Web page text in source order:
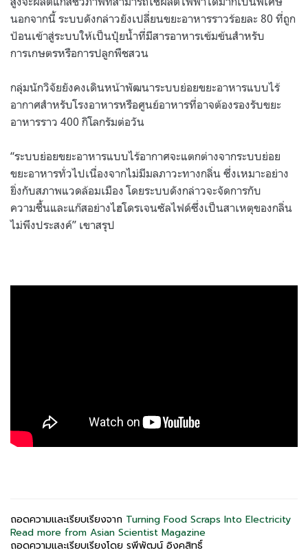
นอกจากนี้ ระบบดังกล่าวยังเปลี่ยนขยะอาหารราวร้อยละ 80 ที่ถูก
ป้อนเข้าสู่ระบบให้เป็นปุ๋ยน้ำที่มีสารอาหารเข้มข้นสำหรับ
การเกษตรหรือการปลูกพืชสวน
กลุ่มนักวิจัยยังคงเดินหน้าพัฒนาระบบย่อยขยะอาหารแบบไร้
อากาศสำหรับโรงอาหารหรือศูนย์อาหารที่อาจต้องรองรับขยะ
อาหารราว 400 กิโลกรัมต่อวัน
“ระบบย่อยขยะอาหารแบบไร้อากาศจะแตกต่างจากระบบย่อย
ขยะอาหารทั่วไปเนื่องจากไม่มีมลภาวะทางกลิ่น ซึ่งเหมาะอย่าง
ยิ่งกับสภาพแวดล้อมเมือง โดยระบบดังกล่าวจะจัดการกับ
ความชื้นและแก๊สอย่างไฮโดรเจนซัลไฟด์ซึ่งเป็นสาเหตุของกลิ่น
ไม่พึงประสงค์” เขาสรุป
ถอดความและเรียบเรียงจาก Turning Food Scraps Into Electricity
Read more from Asian Scientist Magazine
ถอดความและเรียบเรียงโดย รพีพัฒน์ อิงคสิทธิ์